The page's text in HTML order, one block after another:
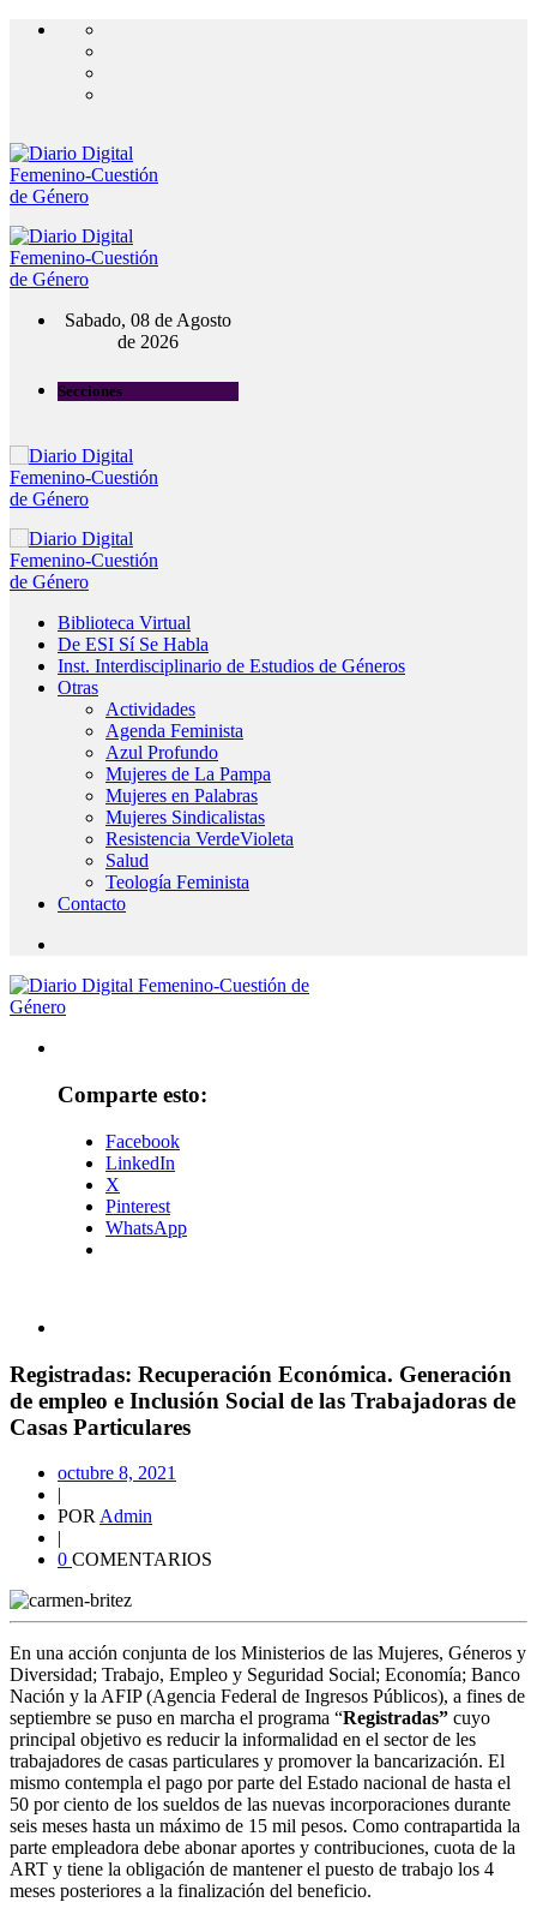
Sabado, 08 de Agosto
de 2026
Secciones
Biblioteca Virtual
De ESI Sí Se Habla
Inst. Interdisciplinario de Estudios de Géneros
Otras
Actividades
Agenda Feminista
Azul Profundo
Mujeres de La Pampa
Mujeres en Palabras
Mujeres Sindicalistas
Resistencia VerdeVioleta
Salud
Teología Feminista
Contacto
Comparte esto:
Facebook
LinkedIn
X
Pinterest
WhatsApp
Registradas: Recuperación Económica. Generación
de empleo e Inclusión Social de las Trabajadoras de
Casas Particulares
octubre 8, 2021
|
POR Admin
|
0 COMENTARIOS
En una acción conjunta de los Ministerios de las Mujeres, Géneros y
Diversidad; Trabajo, Empleo y Seguridad Social; Economía; Banco
Nación y la AFIP (Agencia Federal de Ingresos Públicos), a fines de
septiembre se puso en marcha el programa “Registradas” cuyo
principal objetivo es reducir la informalidad en el sector de les
trabajadores de casas particulares y promover la bancarización. El
mismo contempla el pago por parte del Estado nacional de hasta el
50 por ciento de los sueldos de las nuevas incorporaciones durante
seis meses hasta un máximo de 15 mil pesos. Como contrapartida la
parte empleadora debe abonar aportes y contribuciones, cuota de la
ART y tiene la obligación de mantener el puesto de trabajo los 4
meses posteriores a la finalización del beneficio.